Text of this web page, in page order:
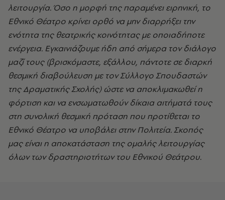
λειτουργία. Όσο η μορφή της παραμένει ειρηνική, το
Εθνικό Θέατρο κρίνει ορθό να μην διαρρήξει την
ενότητα της θεατρικής κοινότητας με οποιαδήποτε
ενέργεια. Εγκαινιάζουμε ήδη από σήμερα τον διάλογο
μαζί τους (βρισκόμαστε, εξάλλου, πάντοτε σε διαρκή
θεσμική διαβούλευση με τον Σύλλογο Σπουδαστών
της Δραματικής Σχολής) ώστε να αποκλιμακωθεί η
φόρτιση και να ενσωματωθούν δίκαια αιτήματά τους
στη συνολική θεσμική πρόταση που προτίθεται το
Εθνικό Θέατρο να υποβάλει στην Πολιτεία. Σκοπός
μας είναι η αποκατάσταση της ομαλής λειτουργίας
όλων των δραστηριοτήτων του Εθνικού Θεάτρου.